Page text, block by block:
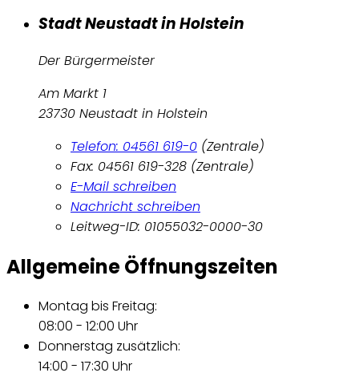
Stadt Neustadt in Holstein
Der Bürgermeister
Am Markt 1
23730 Neustadt in Holstein
Telefon: 04561 619-0 (Zentrale)
Fax: 04561 619-328 (Zentrale)
E-Mail schreiben
Nachricht schreiben
Leitweg-ID: 01055032-0000-30
Allgemeine Öffnungszeiten
Montag bis Freitag:
08:00 - 12:00 Uhr
Donnerstag zusätzlich:
14:00 - 17:30 Uhr